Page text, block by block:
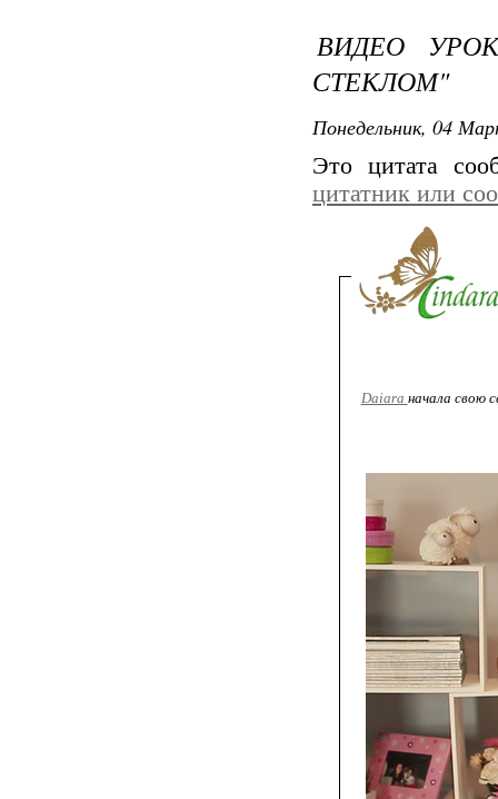
ВИДЕО
СТЕКЛОМ"
Понедельник, 04
Это цитата
цитатник или
Daiara начала свою